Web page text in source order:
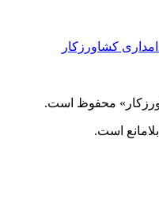
کشاورزکار
محفوظ است.
است.